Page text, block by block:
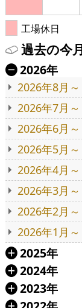
工場休日
過去の今
Ä 2026年
2026年8月～
2026年7月～
2026年6月～
2026年5月～
2026年4月～
2026年3月～
2026年2月～
2026年1月～
Á 2025年
Á 2024年
Á 2023年